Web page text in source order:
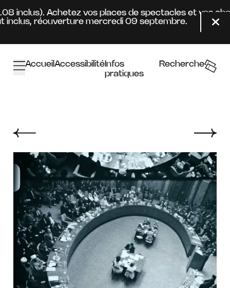
inclus). Achetez vos places de spectacles et vos
réouverture mercredi 09 septembre.
AccueilAccessibilitéInfos
pratiques
Recherche